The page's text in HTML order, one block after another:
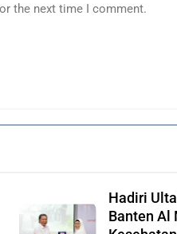
the next time I comment.
Hadiri
Banten Al